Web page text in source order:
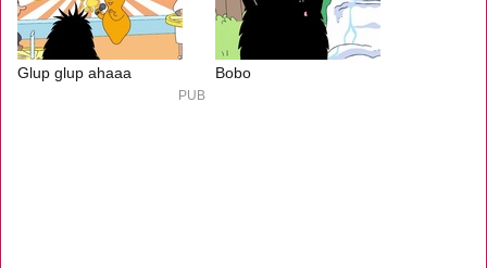
Glup glup ahaaa Bobo